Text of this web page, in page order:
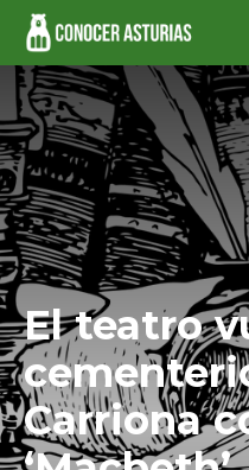
El teatro
Carriona